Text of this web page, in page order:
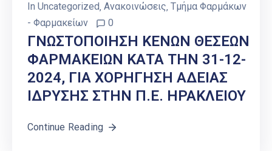
In Uncategorized‚ Ανακοινώσεις‚ Τμήμα Φαρμάκων
- Φαρμακείων
0
ΓΝΩΣΤΟΠΟΙΗΣΗ ΚΕΝΩΝ ΘΕΣΕΩΝ
ΦΑΡΜΑΚΕΙΩΝ ΚΑΤΑ ΤΗΝ 31-12-
2024, ΓΙΑ ΧΟΡΗΓΗΣΗ ΑΔΕΙΑΣ
ΙΔΡΥΣΗΣ ΣΤΗΝ Π.Ε. ΗΡΑΚΛΕΙΟΥ
Continue Reading